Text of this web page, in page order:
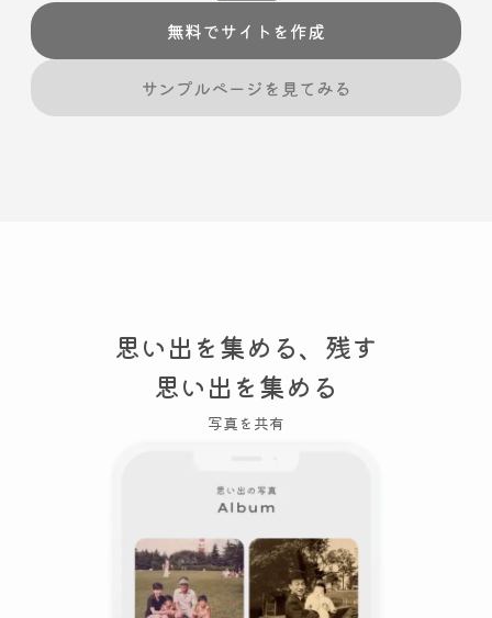
無料でサイトを作成
サンプルページを見てみる
思い出を集める、残す
思い出を集める
写真を共有